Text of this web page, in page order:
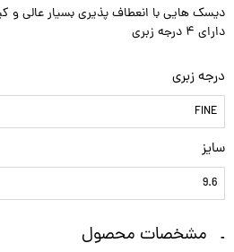
دیسک هایی با انعطاف پذیری بسیار عالی و
دارای ۴ درجه زبری
درجه زبری
FINE
سایز
9.6
مشخصات محصول